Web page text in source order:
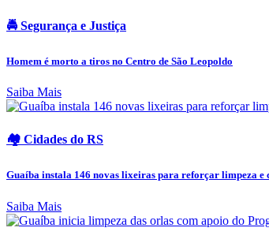
🚔 Segurança e Justiça
Homem é morto a tiros no Centro de São Leopoldo
Saiba Mais
🏘️ Cidades do RS
Guaíba instala 146 novas lixeiras para reforçar limpeza e
Saiba Mais